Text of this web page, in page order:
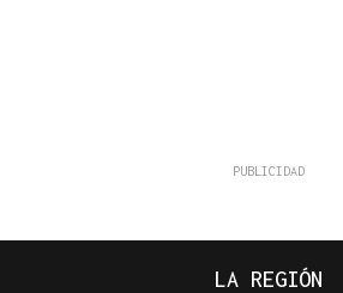
LA REGIÓN